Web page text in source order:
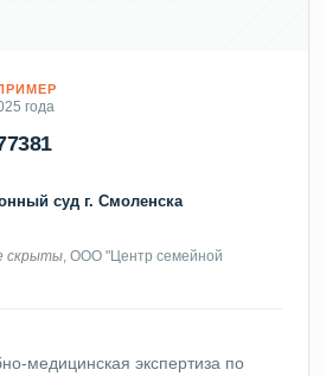
года
суд г. Смоленска
скрыты, ООО "Центр семейной
медицинская экспертиза по